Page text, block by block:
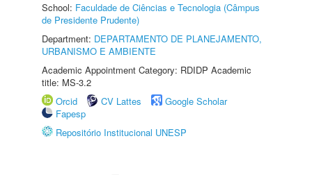
School: Faculdade de Ciências e Tecnologia (Câmpus
de Presidente Prudente)
Department: DEPARTAMENTO DE PLANEJAMENTO,
URBANISMO E AMBIENTE
Academic Appointment Category: RDIDP Academic
title: MS-3.2
Orcid
CV Lattes
Google Scholar
Fapesp
Repositório Institucional UNESP